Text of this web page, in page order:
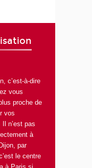
c’est-à-dire
vous
proche de
vos
Il n’est pas
à
par
le centre